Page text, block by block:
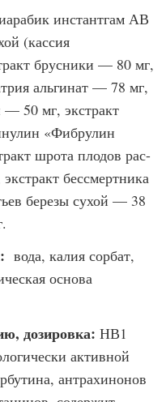
инстантгам АВ
(кассия
брусники — 80 мг,
альгинат — 78 мг,
— 50 мг, экстракт
«Фибрулин
шрота плодов рас-
бессмертника
березы сухой — 38
вода, калия сорбат,
основа
дозировка: НВ1
активной
антрахинонов